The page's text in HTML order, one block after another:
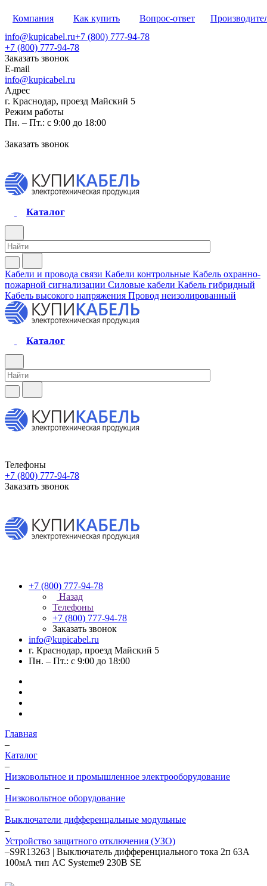
Компания Как купить Вопрос-ответ
info@kupicabel.ru+7 (800) 777-94-78
+7 (800) 777-94-78
Заказать звонок
E-mail
info@kupicabel.ru
Адрес
г. Краснодар, проезд Майский 5
Режим работы
Пн. – Пт.: с 9:00 до 18:00
Заказать звонок
Каталог
Кабели и провода связи Кабели контрольные Кабель охранно-
пожарной сигнализации Силовые кабели Кабель гибридный
Кабель высокого напряжения Провод неизолированный
Каталог
Телефоны
+7 (800) 777-94-78
Заказать звонок
+7 (800) 777-94-78
Назад
Телефоны
+7 (800) 777-94-78
Заказать звонок
info@kupicabel.ru
г. Краснодар, проезд Майский 5
Пн. – Пт.: с 9:00 до 18:00
Главная
–
Каталог
–
Низковольтное и промышленное электрооборудование
–
Низковольтное оборудование
–
Выключатели дифференцальные модульные
–
Устройство защитного отключения (УЗО)
–S9R13263 | Выключатель дифференциального тока 2п 63А
100мА тип AC Systeme9 230В SE